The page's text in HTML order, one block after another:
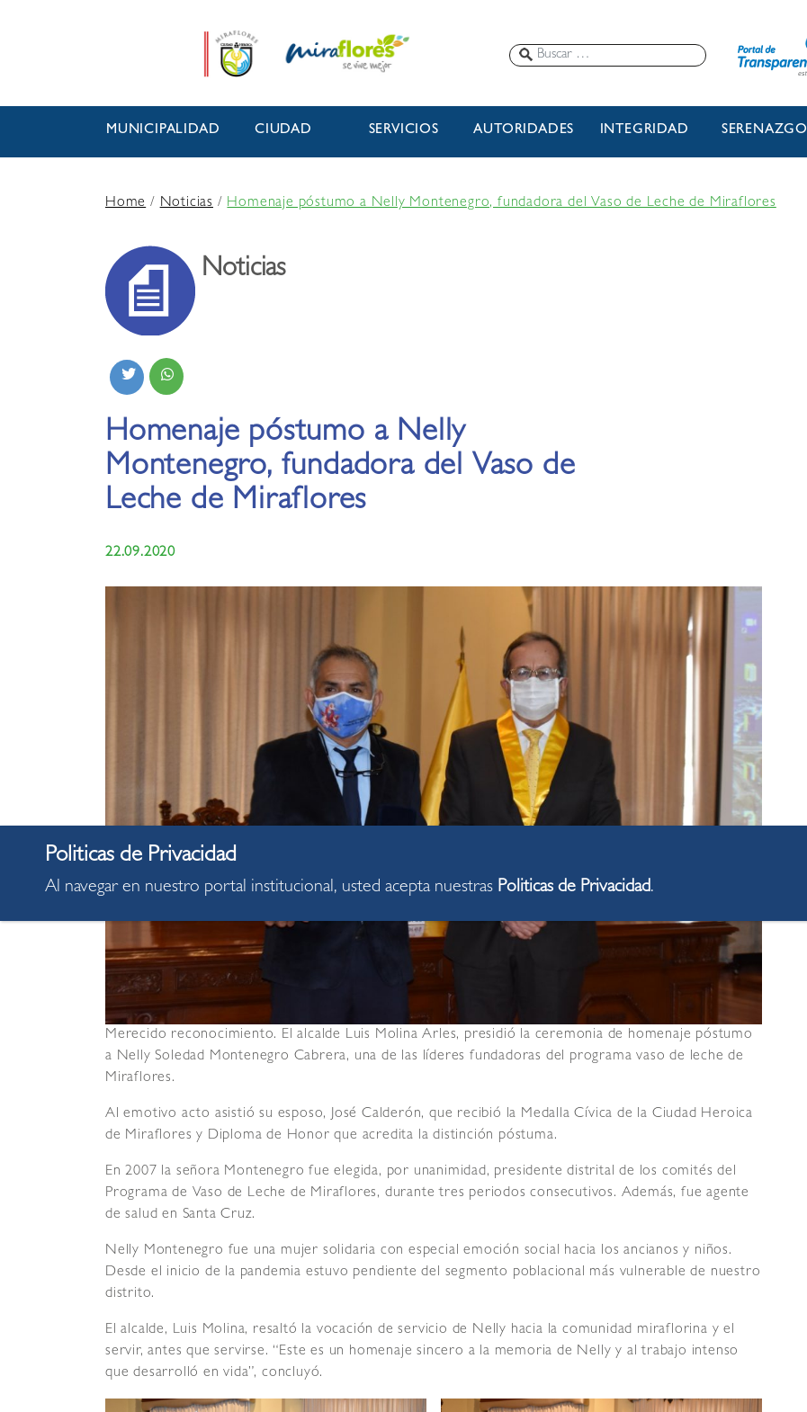
MUNICIPALIDAD CIUDAD SERVICIOS AUTORIDADES INTEGRIDAD SERENAZGO
Home/Noticias /Homenaje póstumo a Nelly Montenegro, fundadora del Vaso de Leche de Miraflores
Noticias
Homenaje póstumo a Nelly
Montenegro, fundadora del Vaso de
Leche de Miraflores
22.09.2020
Merecido reconocimiento. El alcalde Luis Molina Arles, presidió la ceremonia de homenaje póstumo
a Nelly Soledad Montenegro Cabrera, una de las líderes fundadoras del programa vaso de leche de
Miraflores.
Al emotivo acto asistió su esposo, José Calderón, que recibió la Medalla Cívica de la Ciudad Heroica
de Miraflores y Diploma de Honor que acredita la distinción póstuma.
En 2007 la señora Montenegro fue elegida, por unanimidad, presidente distrital de los comités del
Programa de Vaso de Leche de Miraflores, durante tres periodos consecutivos. Además, fue agente
de salud en Santa Cruz.
Nelly Montenegro fue una mujer solidaria con especial emoción social hacia los ancianos y niños.
Desde el inicio de la pandemia estuvo pendiente del segmento poblacional más vulnerable de nuestro
distrito.
El alcalde, Luis Molina, resaltó la vocación de servicio de Nelly hacia la comunidad miraflorina y el
servir, antes que servirse. “Este es un homenaje sincero a la memoria de Nelly y al trabajo intenso
que desarrolló en vida”, concluyó.
Al navegar en nuestro portal institucional, usted acepta nuestras Politicas de Privacidad.